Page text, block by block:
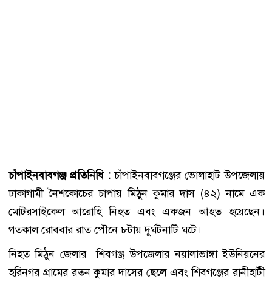
চাঁপাইনবাবগঞ্জ প্রতিনিধি : চাঁপাইনবাবগঞ্জের ভোলাহাট উপজেলায়
ঢাকাগামী নৈশকোচের চাপায় মিঠুন কুমার দাস (৪২) নামে এক
মোটরসাইকেল আরোহি নিহত এবং একজন আহত হয়েছেন।
গতকাল রোববার রাত পৌনে ৮টায় দুর্ঘটনাটি ঘটে।
নিহত মিঠুন জেলার শিবগঞ্জ উপজেলার নয়ালাভাঙ্গা ইউনিয়নের
হরিনগর গ্রামের রতন কুমার দাসের ছেলে এবং শিবগঞ্জের রানীহাটী